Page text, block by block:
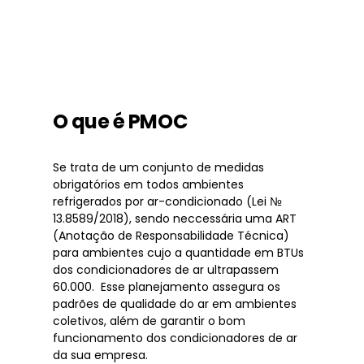
O que é PMOC
Se trata de um conjunto de medidas
obrigatórios em todos ambientes
refrigerados por ar-condicionado (Lei №
13.8589/2018), sendo neccessária uma ART
(Anotação de Responsabilidade Técnica)
para ambientes cujo a quantidade em BTUs
dos condicionadores de ar ultrapassem
60.000. Esse planejamento assegura os
padrões de qualidade do ar em ambientes
coletivos, além de garantir o bom
funcionamento dos condicionadores de ar
da sua empresa.